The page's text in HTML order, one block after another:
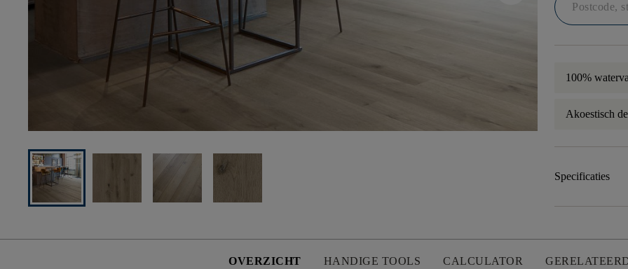
100%
Akoestisch
Specificaties
OVERZICHT HANDIGE TOOLS CALCULATOR